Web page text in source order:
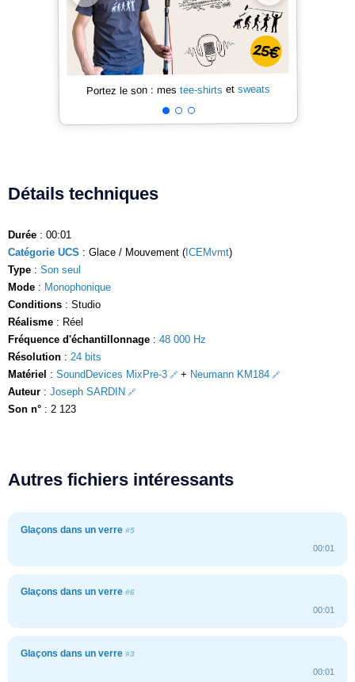
Portez le son : mes tee-shirts et sweats
Détails techniques
Durée : 00:01
Catégorie UCS : Glace / Mouvement ( ICEMvmt)
Type : Son seul
Mode : Monophonique
Conditions : Studio
Réalisme : Réel
Fréquence d'échantillonnage : 48 000 Hz
Résolution : 24 bits
Matériel : SoundDevices MixPre-3 + Neumann KM184
Auteur : Joseph SARDIN
Son n° : 2 123
Autres fichiers intéressants
Glaçons dans un verre #5
00:01
Glaçons dans un verre #6
00:01
Glaçons dans un verre #3
00:01